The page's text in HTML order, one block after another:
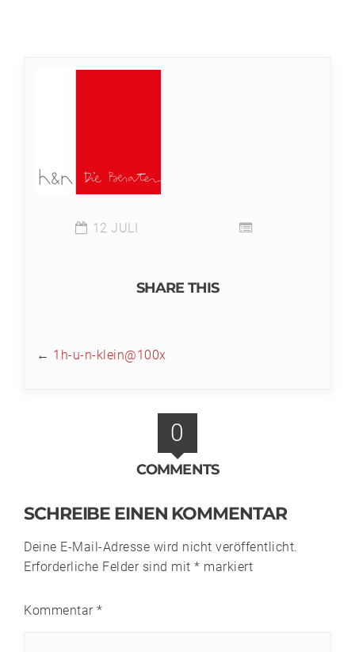
12 JULI
SHARE THIS
← 1h-u-n-klein@100x
0
COMMENTS
SCHREIBE EINEN KOMMENTAR
Deine E-Mail-Adresse wird nicht veröffentlicht.
Erforderliche Felder sind mit * markiert
Kommentar *